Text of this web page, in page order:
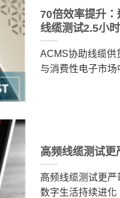
70倍效率提升
线缆测试2.5小
ACMS协助线缆供
与消费性电子市场
高频线缆测试
高频线缆测试更
数字生活持续进化